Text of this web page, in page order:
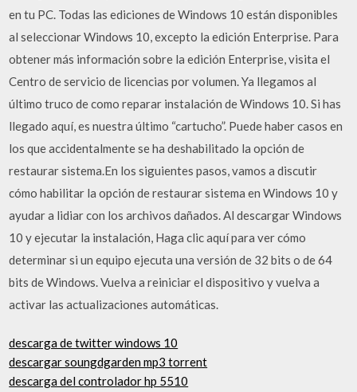
en tu PC. Todas las ediciones de Windows 10 están disponibles
al seleccionar Windows 10, excepto la edición Enterprise. Para
obtener más información sobre la edición Enterprise, visita el
Centro de servicio de licencias por volumen. Ya llegamos al
último truco de como reparar instalación de Windows 10. Si has
llegado aquí, es nuestra último “cartucho”. Puede haber casos en
los que accidentalmente se ha deshabilitado la opción de
restaurar sistema.En los siguientes pasos, vamos a discutir
cómo habilitar la opción de restaurar sistema en Windows 10 y
ayudar a lidiar con los archivos dañados. Al descargar Windows
10 y ejecutar la instalación, Haga clic aquí para ver cómo
determinar si un equipo ejecuta una versión de 32 bits o de 64
bits de Windows. Vuelva a reiniciar el dispositivo y vuelva a
activar las actualizaciones automáticas.
descarga de twitter windows 10
descargar soungdgarden mp3 torrent
descarga del controlador hp 5510